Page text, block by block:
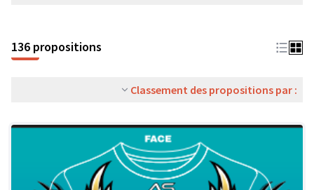
136 propositions
Classement des propositions par :